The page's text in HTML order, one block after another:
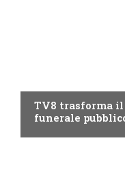
TV8 trasforma
funerale